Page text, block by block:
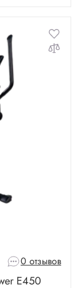
0 отзывов
E450